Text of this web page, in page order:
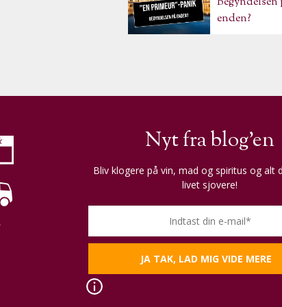
enden?
Nyt fra blog'en
Bliv klogere på vin, mad og spiritus og alt
livet sjovere!